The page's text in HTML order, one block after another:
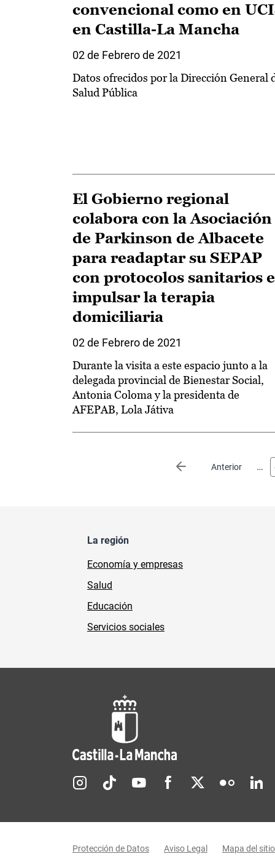
convencional como en
en Castilla-La Mancha
02 de Febrero de 2021
Datos ofrecidos por la Dirección General
Salud Pública
El Gobierno regional
colabora con la Asociación
de Parkinson de Albacete
para readaptar su SEPAP
con protocolos sanitarios e
impulsar la terapia
domiciliaria
02 de Febrero de 2021
Durante la visita a este espacio junto a la
delegada provincial de Bienestar Social,
Antonia Coloma y la presidenta de
AFEPAB, Lola Játiva
Anterior
Página anterior …
La región
Economía y empresas
Salud
Educación
Servicios sociales
Redes sociales JCCM
Protección de Datos Aviso Legal Mapa del sitio